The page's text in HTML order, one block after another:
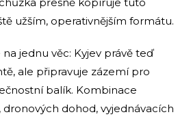
užším, operativnějším formátu.
jednu věc: Kyjev právě teď
ale připravuje zázemí pro
balík. Kombinace
dohod, vyjednávacích